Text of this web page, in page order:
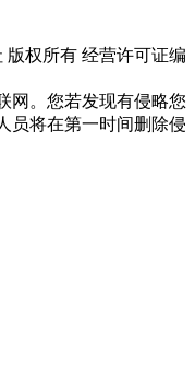
版权所有 经营许可证编
网。您若发现有侵略您
员将在第一时间删除侵